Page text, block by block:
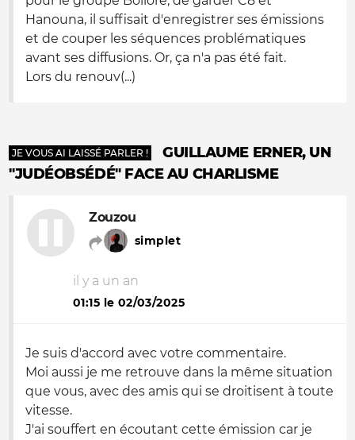
Hanouna, il suffisait d'enregistrer ses émissions
et de couper les séquences problématiques
avant ses diffusions. Or, ça n'a pas été fait.
Lors du renouv(...)
JE VOUS AI LAISSÉ PARLER !
GUILLAUME ERNER, UN
"JUDÉOBSÉDÉ" FACE AU CHARLISME
Zouzou
simplet
il y a un an
01:15 le 02/03/2025
Je suis d'accord avec votre commentaire.
Moi aussi je me retrouve dans la même situation
que vous, avec des amis qui se droitisent à toute
vitesse.
J'ai souffert en écoutant cette émission car je